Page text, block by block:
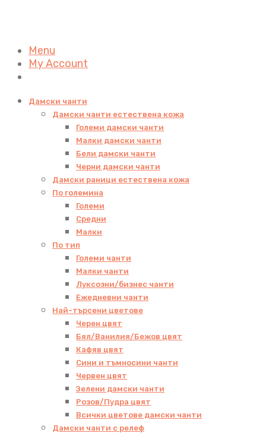
Menu
My Account
Дамски чанти
Дамски чанти естествена кожа
Големи дамски чанти
Малки дамски чанти
Бели дамски чанти
Черни дамски чанти
Дамски раници естествена кожа
По големина
Големи
Средни
Малки
По тип
Големи чанти
Малки чанти
Луксозни/бизнес чанти
Ежедневни чанти
Най-търсени цветове
Черен цвят
Бял/Ванилия/Бежов цвят
Кафяв цвят
Сини и тъмносини чанти
Червен цвят
Зелени дамски чанти
Розов/Пудра цвят
Всички цветове дамски чанти
Дамски чанти с релеф